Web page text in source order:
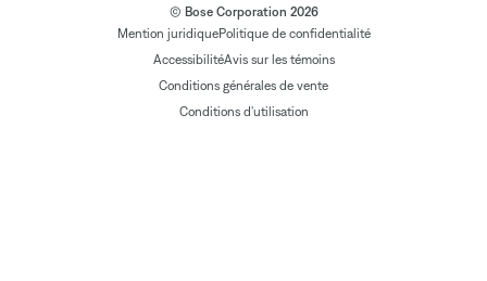
© Bose Corporation 2026
Mention juridiquePolitique de confidentialité
AccessibilitéAvis sur les témoins
Conditions générales de vente
Conditions d'utilisation